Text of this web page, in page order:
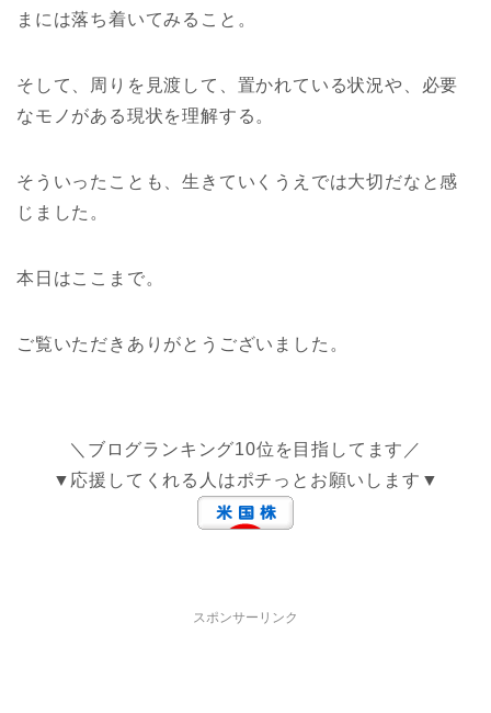
まには落ち着いてみること。
そして、周りを見渡して、置かれている状況や、必要
なモノがある現状を理解する。
そういったことも、生きていくうえでは大切だなと感
じました。
本日はここまで。
ご覧いただきありがとうございました。
＼ブログランキング10位を目指してます／
▼応援してくれる人はポチっとお願いします▼
スポンサーリンク